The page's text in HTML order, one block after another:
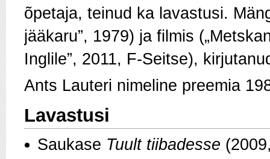
õpetaja, teinud ka lavastusi.
jääkaru”, 1979) ja filmis
Inglile”, 2011, F-Seitse),
Ants Lauteri nimeline preemia
Lavastusi
Saukase Tuult tiibadesse